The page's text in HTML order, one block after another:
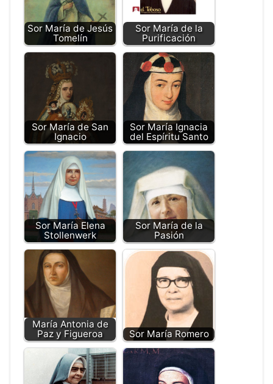
Sor María de Jesús
Tomelín
Sor María de la
Purificación
Sor María de San
Ignacio
Sor María Ignacia
del Espíritu Santo
Sor María Elena
Stollenwerk
Sor María de la
Pasión
María Antonia de
Paz y Figueroa
Sor María Romero